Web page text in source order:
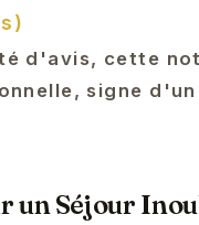
d'avis, cette
signe
un Séjour